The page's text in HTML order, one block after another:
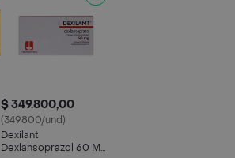
$ 349.800,00
(349800/und)
Dexilant
Dexlansoprazol 60 Mg